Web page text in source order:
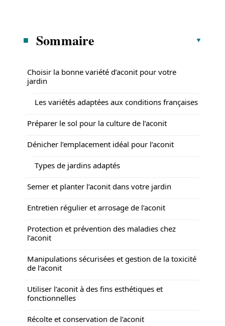
Sommaire
Choisir la bonne variété d’aconit pour votre
jardin
Les variétés adaptées aux conditions françaises
Préparer le sol pour la culture de l’aconit
Dénicher l’emplacement idéal pour l’aconit
Types de jardins adaptés
Semer et planter l’aconit dans votre jardin
Entretien régulier et arrosage de l’aconit
Protection et prévention des maladies chez
l’aconit
Manipulations sécurisées et gestion de la toxicité
de l’aconit
Utiliser l’aconit à des fins esthétiques et
fonctionnelles
Récolte et conservation de l’aconit